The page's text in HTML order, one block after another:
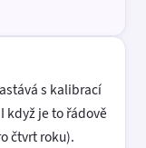
s kalibrací
když je to řádově
čtvrt roku).